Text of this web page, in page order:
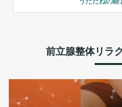
前立腺整体リラ